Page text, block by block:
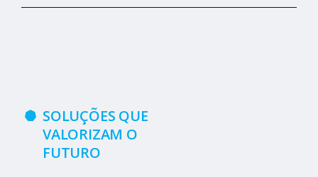
SOLUÇÕES QUE
VALORIZAM O
FUTURO